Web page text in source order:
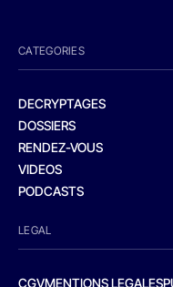
CATEGORIES
DECRYPTAGES
DOSSIERS
RENDEZ-VOUS
VIDEOS
PODCASTS
LEGAL
CGVMENTIONS LEGALES